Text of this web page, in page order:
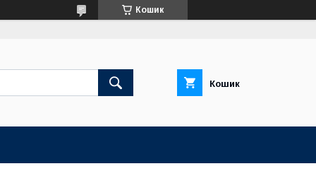
Кошик
Кошик